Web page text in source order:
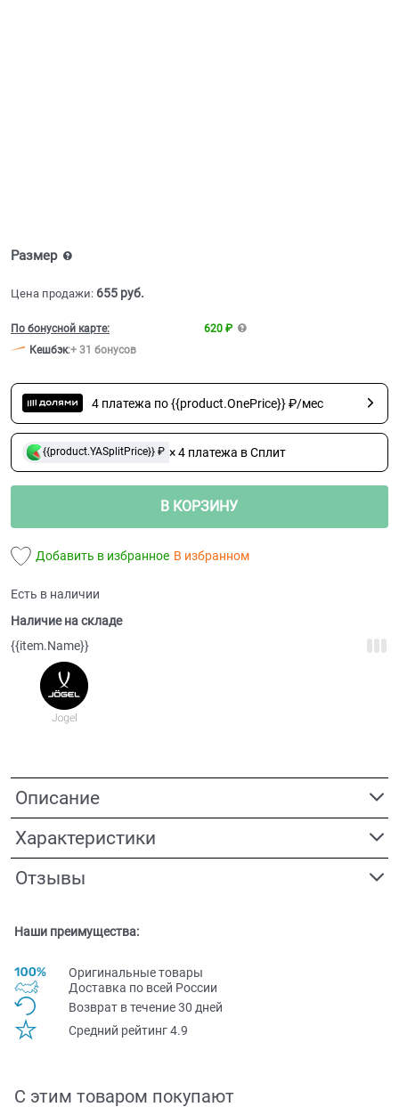
Размер
Цена продажи: 655 руб.
По бонусной карте:
620 ₽
Кешбэк:+ 31 бонусов
4 платежа по {{product.OnePrice}} ₽/мес
{{product.YASplitPrice}} ₽ × 4 платежа в Сплит
В КОРЗИНУ
Добавить в избранное В избранном
Есть в наличии
Наличие на складе
{{item.Name}}
Описание
Характеристики
Отзывы
Наши преимущества:
Оригинальные товары
Доставка по всей Pоссии
Возврат в течение 30 дней
Средний рейтинг 4.9
С этим товаром покупают